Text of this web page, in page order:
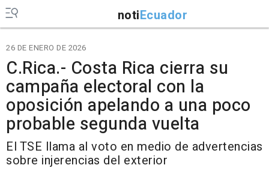
notiEcuador
26 DE ENERO DE 2026
C.Rica.- Costa Rica cierra su
campaña electoral con la
oposición apelando a una poco
probable segunda vuelta
El TSE llama al voto en medio de advertencias
sobre injerencias del exterior